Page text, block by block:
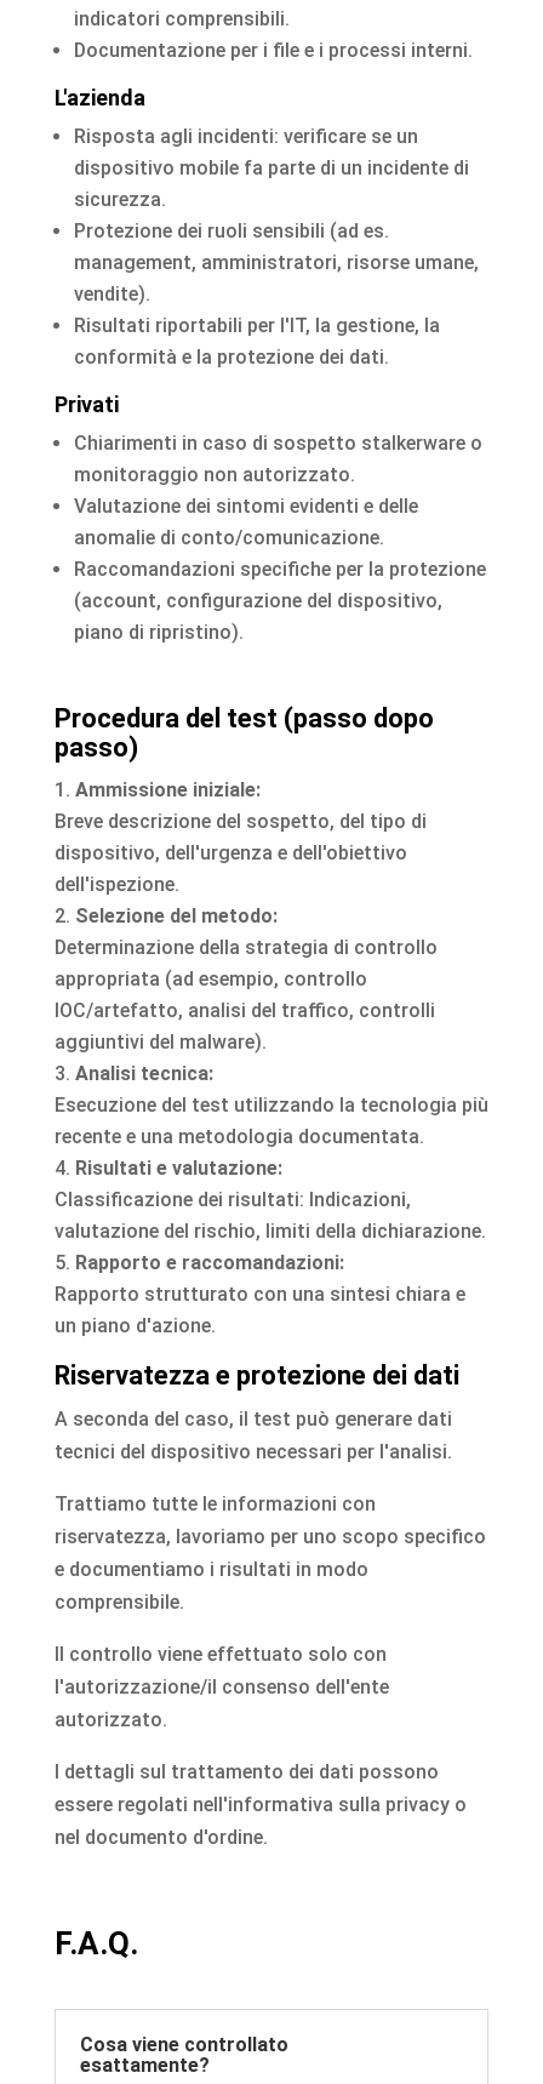
indicatori comprensibili.
Documentazione per i file e i processi interni.
L'azienda
Risposta agli incidenti: verificare se un
dispositivo mobile fa parte di un incidente di
sicurezza.
Protezione dei ruoli sensibili (ad es.
management, amministratori, risorse umane,
vendite).
Risultati riportabili per l'IT, la gestione, la
conformità e la protezione dei dati.
Privati
Chiarimenti in caso di sospetto stalkerware o
monitoraggio non autorizzato.
Valutazione dei sintomi evidenti e delle
anomalie di conto/comunicazione.
Raccomandazioni specifiche per la protezione
(account, configurazione del dispositivo,
piano di ripristino).
Procedura del test (passo dopo
passo)
Ammissione iniziale:
Breve descrizione del sospetto, del tipo di
dispositivo, dell'urgenza e dell'obiettivo
dell'ispezione.
Selezione del metodo:
Determinazione della strategia di controllo
appropriata (ad esempio, controllo
IOC/artefatto, analisi del traffico, controlli
aggiuntivi del malware).
Analisi tecnica:
Esecuzione del test utilizzando la tecnologia più
recente e una metodologia documentata.
Risultati e valutazione:
Classificazione dei risultati: Indicazioni,
valutazione del rischio, limiti della dichiarazione.
Rapporto e raccomandazioni:
Rapporto strutturato con una sintesi chiara e
un piano d'azione.
Riservatezza e protezione dei dati
A seconda del caso, il test può generare dati
tecnici del dispositivo necessari per l'analisi.
Trattiamo tutte le informazioni con
riservatezza, lavoriamo per uno scopo specifico
e documentiamo i risultati in modo
comprensibile.
Il controllo viene effettuato solo con
l'autorizzazione/il consenso dell'ente
autorizzato.
I dettagli sul trattamento dei dati possono
essere regolati nell'informativa sulla privacy o
nel documento d'ordine.
F.A.Q.
Cosa viene controllato
esattamente?